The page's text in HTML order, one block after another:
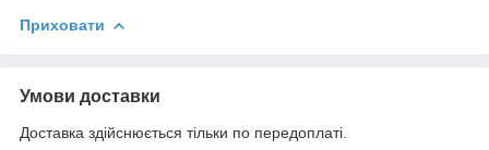
Приховати
Умови доставки
Доставка здійснюється тільки по передоплаті.